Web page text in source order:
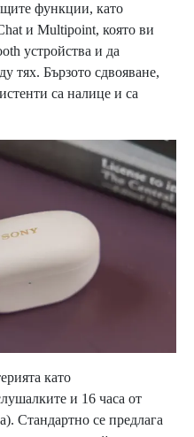
функции, като
и Multipoint, която ви
устройства и да
тях. Бързото сдвояване,
са налице и са
като
и 16 часа от
Стандартно се предлага